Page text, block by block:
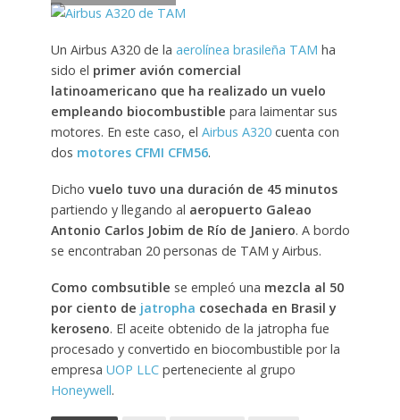
Un Airbus A320 de la aerolínea brasileña TAM ha
sido el primer avión comercial
latinoamericano que ha realizado un vuelo
empleando biocombustible para laimentar sus
motores. En este caso, el Airbus A320cuenta con
dos motores CFMI CFM56.
Dicho vuelo tuvo una duración de 45 minutos
partiendo y llegando al aeropuerto Galeao
Antonio Carlos Jobim de Río de Janiero. A bordo
se encontraban 20 personas de TAM y Airbus.
Como combsutible se empleó una mezcla al 50
por ciento de jatropha cosechada en Brasil y
keroseno. El aceite obtenido de la jatropha fue
procesado y convertido en biocombustible por la
empresa UOP LLC perteneciente al grupo
Honeywell.